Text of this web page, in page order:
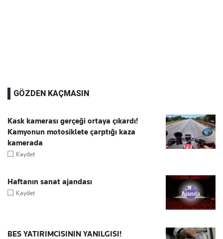
GÖZDEN KAÇMASIN
Kask kamerası gerçeği ortaya çıkardı!
Kamyonun motosiklete çarptığı kaza
kamerada
Kaydet
Haftanın sanat ajandası
Kaydet
BES YATIRIMCISININ YANILGISI!